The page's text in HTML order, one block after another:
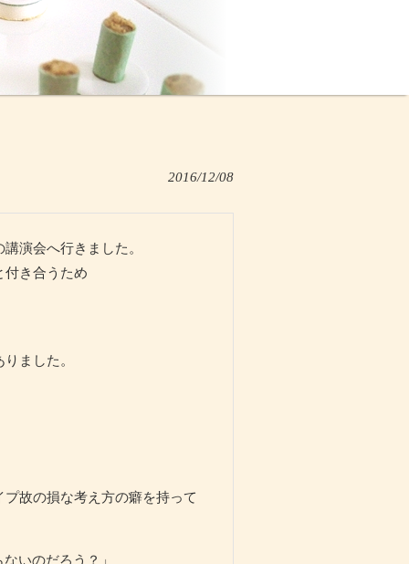
2016/12/08
演会へ行きました。
き合うため
ました。
故の損な考え方の癖を持って
いのだろう？」